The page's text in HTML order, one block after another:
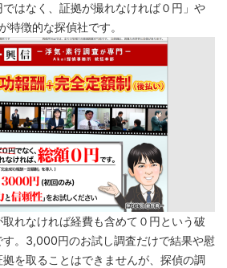
ではなく、証拠が撮れなければ０円」や
特徴的な探偵社です。
れなければ経費も含めて０円という破
。3,000円のお試し調査だけで結果や慰
を取ることはできませんが、探偵の調